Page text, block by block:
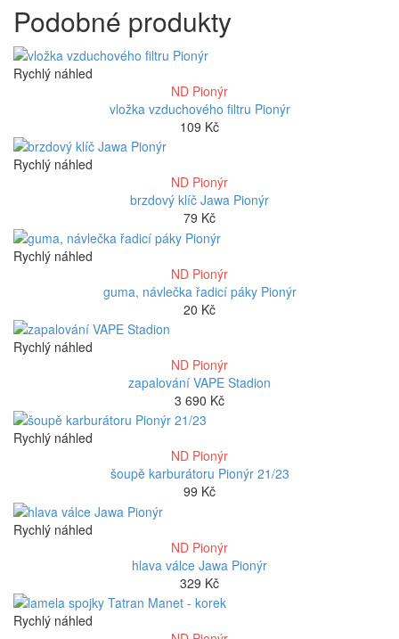
Podobné produkty
Rychlý náhled
ND Pionýr
vložka vzduchového filtru Pionýr
109 Kč
Rychlý náhled
ND Pionýr
brzdový klíč Jawa Pionýr
79 Kč
Rychlý náhled
ND Pionýr
guma, návlečka řadicí páky Pionýr
20 Kč
Rychlý náhled
ND Pionýr
zapalování VAPE Stadion
3 690 Kč
Rychlý náhled
ND Pionýr
šoupě karburátoru Pionýr 21/23
99 Kč
Rychlý náhled
ND Pionýr
hlava válce Jawa Pionýr
329 Kč
Rychlý náhled